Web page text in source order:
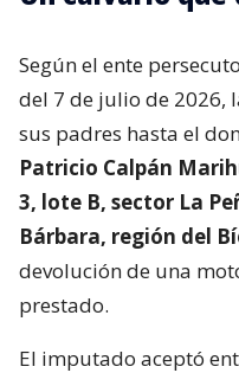
Según el ente
del 7 de julio de 2026,
sus padres hasta el
Patricio Calpán
3, lote B, sector La
Bárbara, región del
devolución de una
prestado.
El imputado aceptó